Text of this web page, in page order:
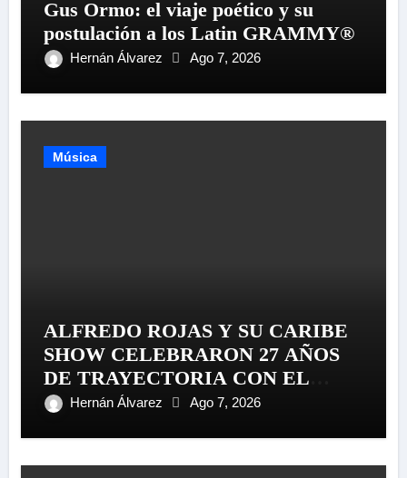
Gus Ormo: el viaje poético y su
postulación a los Latin GRAMMY®
Hernán Álvarez Ago 7, 2026
Música
ALFREDO ROJAS Y SU CARIBE
SHOW CELEBRARON 27 AÑOS
DE TRAYECTORIA CON EL
LANZAMIENTO MUNDIAL DE
Hernán Álvarez Ago 7, 2026